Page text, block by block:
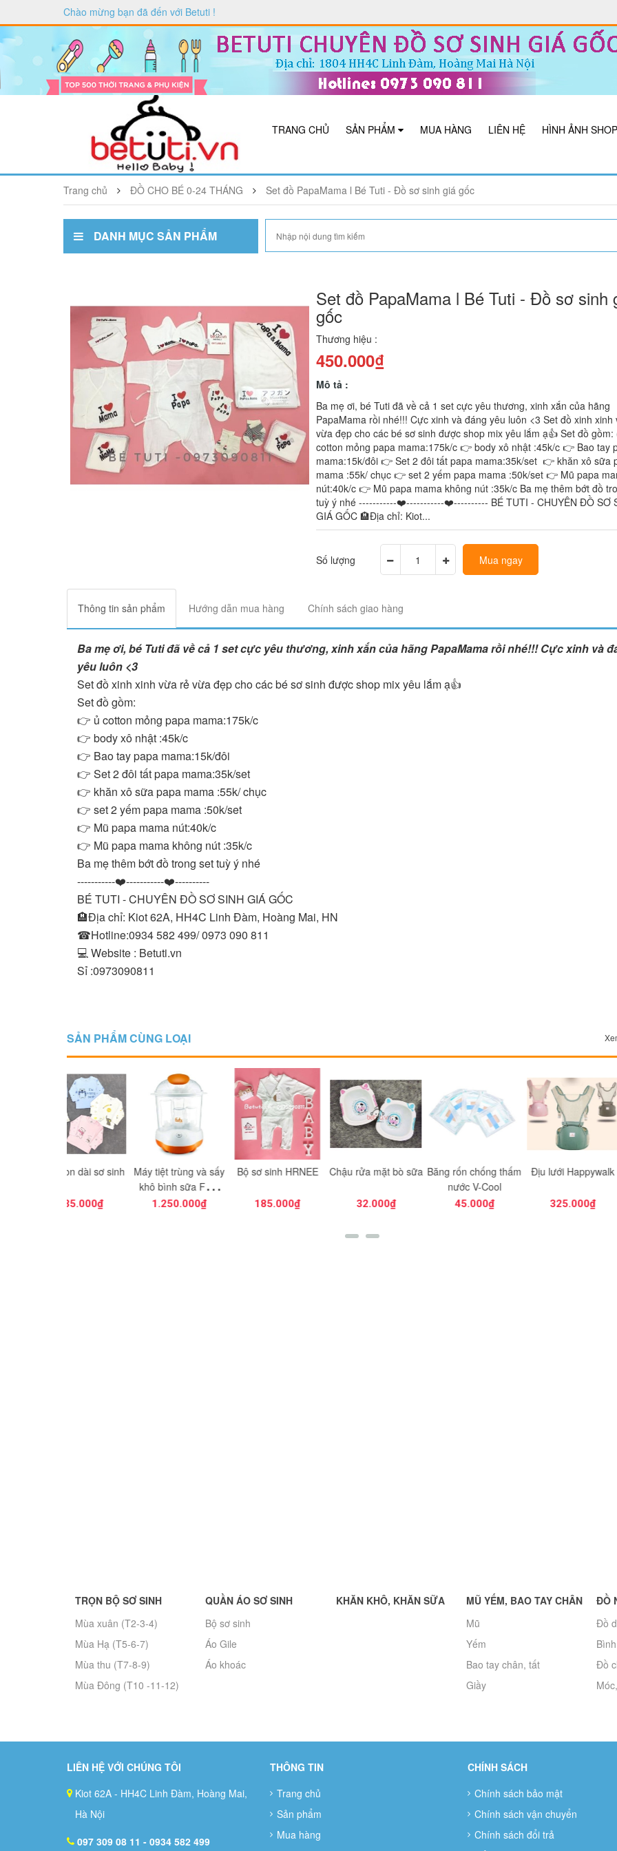
Chào mừng bạn đã đến với Betuti !
TRANG CHỦ SẢN PHẨM MUA HÀNG LIÊN HỆ HÌNH ẢNH SHOP
Trang chủ ĐỒ CHO BÉ 0-24 THÁNG Set đồ PapaMama l Bé Tuti - Đồ sơ sinh giá gốc
DANH MỤC SẢN PHẨM
Set đồ PapaMama l Bé Tuti - Đồ sơ sinh
gốc
Thương hiệu :
450.000₫
Mô tả :
Ba mẹ ơi, bé Tuti đã về cả 1 set cực yêu thương, xinh xắn của hãng
PapaMama rồi nhé!!! Cực xinh và đáng yêu luôn <3 Set đồ xinh xinh
vừa đẹp cho các bé sơ sinh được shop mix yêu lắm ạ👍 Set đồ
cotton mỏng papa mama:175k/c 👉 body xô nhật :45k/c 👉 Bao tay
mama:15k/đôi 👉 Set 2 đôi tất papa mama:35k/set 👉 khăn xô sữa
mama :55k/ chục 👉 set 2 yếm papa mama :50k/set 👉 Mũ papa
nút:40k/c 👉 Mũ papa mama không nút :35k/c Ba mẹ thêm bớt đồ
tuỳ ý nhé -----------❤️-----------❤️---------- BÉ TUTI - CHUYÊN ĐỒ SƠ
GIÁ GỐC 🏨Địa chỉ: Kiot...
Số lượng Mua ngay
Thông tin sản phẩm Hướng dẫn mua hàng Chính sách giao hàng
Ba mẹ ơi, bé Tuti đã về cả 1 set cực yêu thương, xinh xắn của hãng PapaMama rồi nhé!!! Cực xinh và
yêu luôn <3
Set đồ xinh xinh vừa rẻ vừa đẹp cho các bé sơ sinh được shop mix yêu lắm ạ👍
Set đồ gồm:
👉 ủ cotton mỏng papa mama:175k/c
👉 body xô nhật :45k/c
👉 Bao tay papa mama:15k/đôi
👉 Set 2 đôi tất papa mama:35k/set
👉 khăn xô sữa papa mama :55k/ chục
👉 set 2 yếm papa mama :50k/set
👉 Mũ papa mama nút:40k/c
👉 Mũ papa mama không nút :35k/c
Ba mẹ thêm bớt đồ trong set tuỳ ý nhé
-----------❤️-----------❤️----------
BÉ TUTI - CHUYÊN ĐỒ SƠ SINH GIÁ GỐC
🏨Địa chỉ: Kiot 62A, HH4C Linh Đàm, Hoàng Mai, HN
☎Hotline:0934 582 499/ 0973 090 811
💻 Website : Betuti.vn
Sỉ :0973090811
SẢN PHẨM CÙNG LOẠI
Máy tiệt trùng và sấy
khô bình sữa Fatz
điện tử FB4906SL
1.250.000₫
Bộ sơ sinh HRNEE
185.000₫
Chậu rửa mặt bò sữa
32.000₫
Băng rốn chống thấm
45.000₫
Địu lưới Happywalk
325.000₫
Body
"Là một người mẹ, tôi rất vui khi tìm
TRỌN BỘ SƠ SINH
Mùa xuân (T2-3-4)
Mùa Hạ (T5-6-7)
Mùa thu (T7-8-9)
Mùa Đông (T10 -11-12)
QUẦN ÁO SƠ SINH
Bộ sơ sinh
Áo Gile
Áo khoác
KHĂN KHÔ, KHĂN SỮA
MŨ YẾM, BAO TAY CHÂN
Mũ
Yếm
Bao tay chân, tất
Giầy
ĐỒ
Đồ
Đồ
LIÊN HỆ VỚI CHÚNG TÔI
Kiot 62A - HH4C Linh Đàm, Hoàng Mai,
Hà Nội
097 309 08 11 - 0934 582 499
THÔNG TIN
Trang chủ
Sản phẩm
Mua hàng
CHÍNH SÁCH
Chính sách bảo mật
Chính sách vận chuyển
Chính sách đổi trả